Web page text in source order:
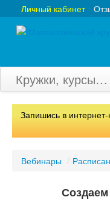
Личный кабинет
Кружки,
Главная
Запишись в
Вебинары /